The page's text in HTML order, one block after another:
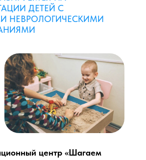
ДЕТЕЙ С
НЕВРОЛОГИЧЕСКИМИ
центр «Шагаем